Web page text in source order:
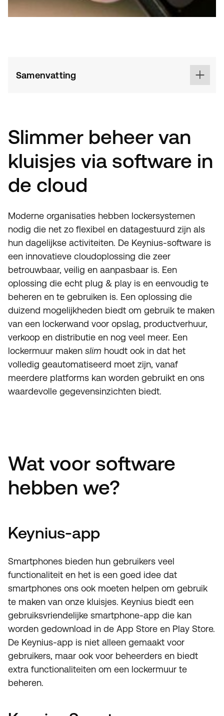
Samenvatting
Slimmer beheer van
kluisjes via software in
de cloud
Moderne organisaties hebben lockersystemen
nodig die net zo flexibel en datagestuurd zijn als
hun dagelijkse activiteiten. De Keynius-software is
een innovatieve cloudoplossing die zeer
betrouwbaar, veilig en aanpasbaar is. Een
oplossing die echt plug & play is en eenvoudig te
beheren en te gebruiken is. Een oplossing die
duizend mogelijkheden biedt om gebruik te maken
van een lockerwand voor opslag, productverhuur,
verkoop en distributie en nog veel meer. Een
lockermuur maken slim houdt ook in dat het
volledig geautomatiseerd moet zijn, vanaf
meerdere platforms kan worden gebruikt en ons
waardevolle gegevensinzichten biedt.
Wat voor software
hebben we?
Keynius-app
Smartphones bieden hun gebruikers veel
functionaliteit en het is een goed idee dat
smartphones ons ook moeten helpen om gebruik
te maken van onze kluisjes. Keynius biedt een
gebruiksvriendelijke smartphone-app die kan
worden gedownload in de App Store en Play Store.
De Keynius-app is niet alleen gemaakt voor
gebruikers, maar ook voor beheerders en biedt
extra functionaliteiten om een lockermuur te
beheren.